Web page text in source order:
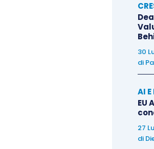
30
di
AI
EU
27
di